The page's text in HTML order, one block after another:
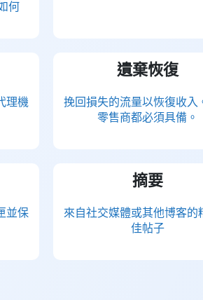
何
理機
遺棄恢復
挽回損失的流量以恢復收入
零售商都必須具備。
並保
摘要
來自社交媒體或其他博客的
佳帖子